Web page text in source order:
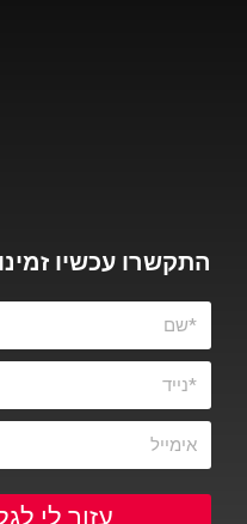
התקשרו עכשיו זמינות 24/7: 050-
עזור לי